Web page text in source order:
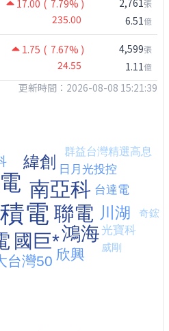
17.00 ( 7.79% )
235.00
2,761張
6.51億
1.75 ( 7.67% )
24.55
4,599張
1.11億
更新時間：2026-08-08 15:21:39